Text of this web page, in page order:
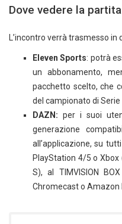
Dove vedere la
L’incontro verrà trasmesso in
Eleven Sports: potrà
un abbonamento,
pacchetto scelto, che
del campionato di Serie
DAZN: per i suoi
generazione
all’applicazione, su
PlayStation 4/5 o Xbox
S), al TIMVISION
Chromecast o Amazon